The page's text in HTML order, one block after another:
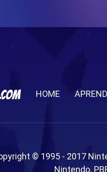
HOME
© 1995 - 2017
Nintendo.